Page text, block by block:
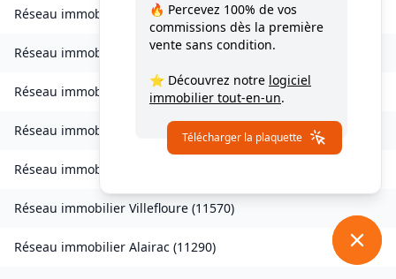
Réseau immobilier Vignevieille(11330)
Réseau immobilier Villalier(11600 )
Réseau immobilier Villanière(11600)
Réseau immobilier Villardebelle ( 11580
Réseau immobilier
Réseau immobilier Villefloure (11570)
Réseau immobilier Alairac (11290)
🔥 Percevez 100% de vos
commissions dès la première
vente sans condition.
⭐ Découvrez notre logiciel
immobilier tout-en-un.
Télécharger la plaquette